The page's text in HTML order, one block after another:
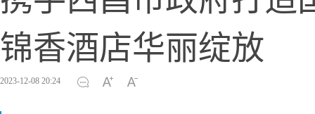
锦香酒店华丽绽放
2023-12-08 20:24